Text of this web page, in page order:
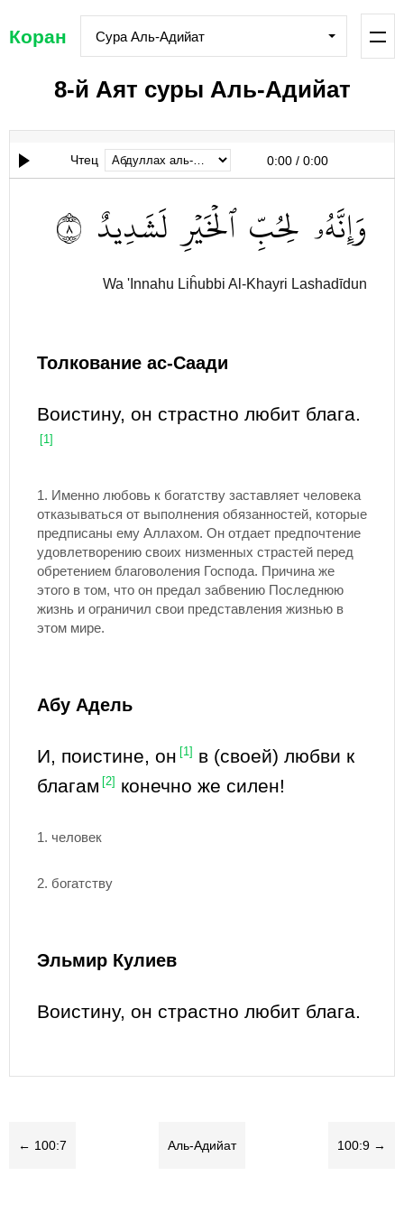
Коран Сура Аль-Адийат
8-й Аят суры Аль-Адийат
Чтец 0:00 / 0:00
وَإِنَّهُۥ لِحُبِّ ٱلۡخَيۡرِ لَشَدِيدٌ ٨
Wa 'Innahu Liĥubbi Al-Khayri Lashadīdun
Толкование ас-Саади
Воистину, он страстно любит блага.
[1]
1. Именно любовь к богатству заставляет человека
отказываться от выполнения обязанностей, которые
предписаны ему Аллахом. Он отдает предпочтение
удовлетворению своих низменных страстей перед
обретением благоволения Господа. Причина же
этого в том, что он предал забвению Последнюю
жизнь и ограничил свои представления жизнью в
этом мире.
Абу Адель
И, поистине, он [1]
в (своей) любви к
благам [2] конечно же силен!
1. человек
2. богатству
Эльмир Кулиев
Воистину, он страстно любит блага.
← 100:7 Аль-Адийат 100:9 →